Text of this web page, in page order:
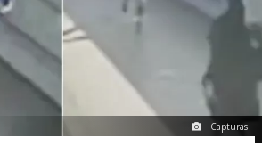
Capturas